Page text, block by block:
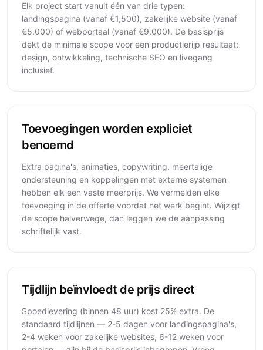
Elk project start vanuit één van drie typen:
landingspagina (vanaf €1,500), zakelijke website (vanaf
€5.000) of webportaal (vanaf €9.000). De basisprijs
dekt de minimale scope voor een productierijp resultaat:
design, ontwikkeling, technische SEO en livegang
inclusief.
Toevoegingen worden expliciet
benoemd
Extra pagina's, animaties, copywriting, meertalige
ondersteuning en koppelingen met externe systemen
hebben elk een vaste meerprijs. We vermelden elke
toevoeging in de offerte voordat het werk begint. Wijzigt
de scope halverwege, dan leggen we de aanpassing
schriftelijk vast.
Tijdlijn beïnvloedt de prijs direct
Spoedlevering (binnen 48 uur) kost 25% extra. De
standaard tijdlijnen — 2-5 dagen voor landingspagina's,
2-4 weken voor zakelijke websites, 6-12 weken voor